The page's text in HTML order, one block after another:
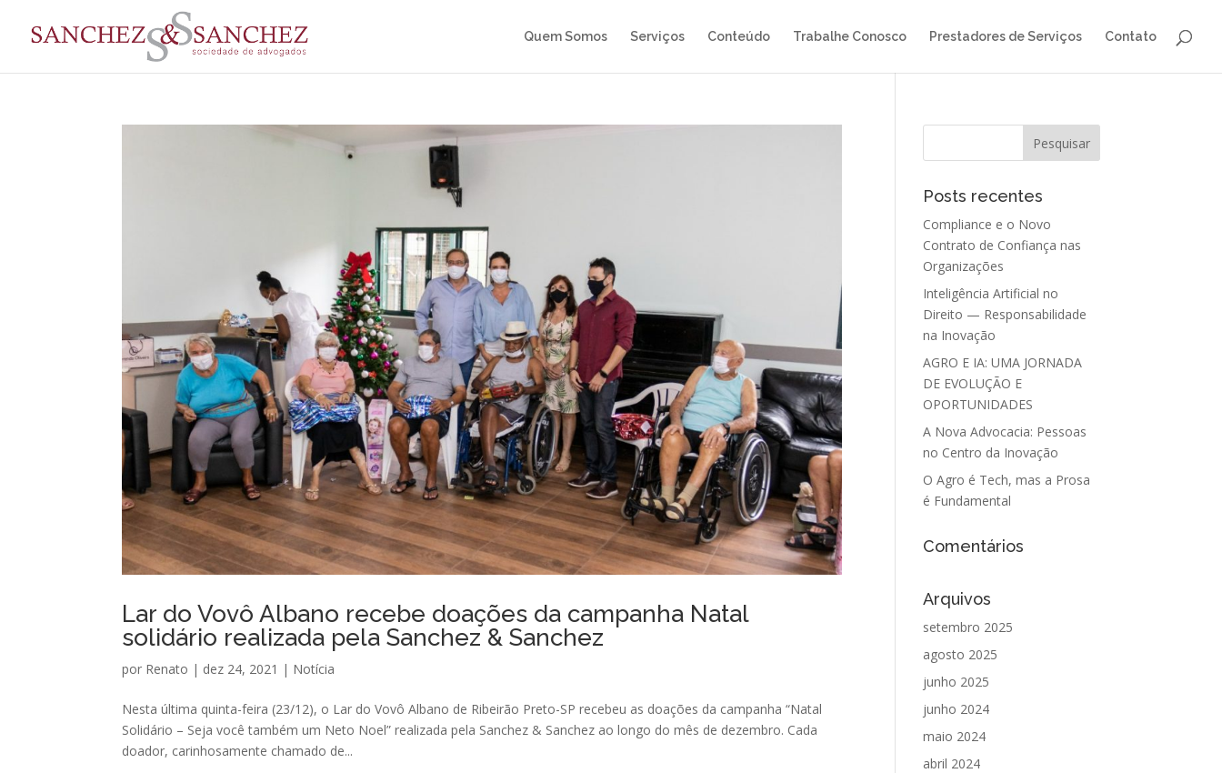
Quem Somos Serviços Conteúdo Trabalhe Conosco Prestadores de Serviços Contato
Lar do Vovô Albano recebe doações da campanha Natal
solidário realizada pela Sanchez & Sanchez
por Renato | dez 24, 2021 | Notícia
Nesta última quinta-feira (23/12), o Lar do Vovô Albano de Ribeirão Preto-SP recebeu as doações da campanha “Natal
Solidário – Seja você também um Neto Noel” realizada pela Sanchez & Sanchez ao longo do mês de dezembro. Cada
doador, carinhosamente chamado de...
Posts recentes
Compliance e o Novo
Contrato de Confiança nas
Organizações
Inteligência Artificial no
Direito — Responsabilidade
na Inovação
AGRO E IA: UMA JORNADA
DE EVOLUÇÃO E
OPORTUNIDADES
A Nova Advocacia: Pessoas
no Centro da Inovação
O Agro é Tech, mas a Prosa
é Fundamental
Comentários
Arquivos
setembro 2025
agosto 2025
junho 2025
junho 2024
maio 2024
abril 2024